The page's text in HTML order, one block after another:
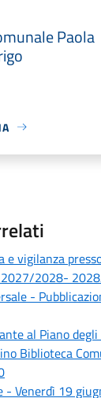
Paola
e vigilanza
2028-
-
al Piano
Biblioteca
Venerdì 19